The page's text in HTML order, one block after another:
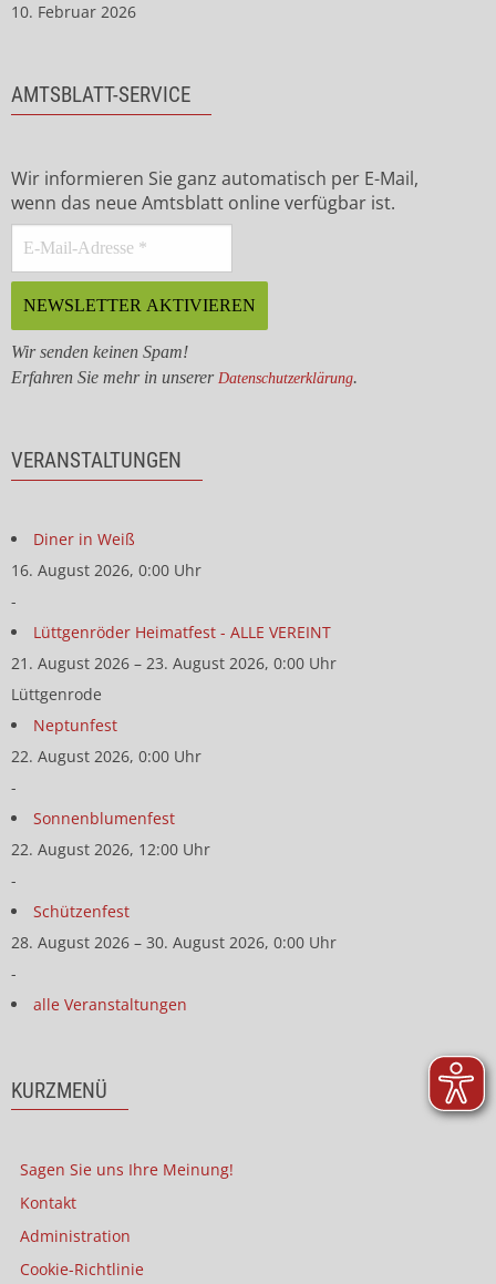
10. Februar 2026
AMTSBLATT-SERVICE
Wir informieren Sie ganz automatisch per E-Mail,
wenn das neue Amtsblatt online verfügbar ist.
Wir senden keinen Spam!
Erfahren Sie mehr in unserer Datenschutzerklärung.
VERANSTALTUNGEN
Diner in Weiß
16. August 2026, 0:00 Uhr
-
Lüttgenröder Heimatfest - ALLE VEREINT
21. August 2026 – 23. August 2026, 0:00 Uhr
Lüttgenrode
Neptunfest
22. August 2026, 0:00 Uhr
-
Sonnenblumenfest
22. August 2026, 12:00 Uhr
-
Schützenfest
28. August 2026 – 30. August 2026, 0:00 Uhr
-
alle Veranstaltungen
KURZMENÜ
Sagen Sie uns Ihre Meinung!
Kontakt
Administration
Cookie-Richtlinie